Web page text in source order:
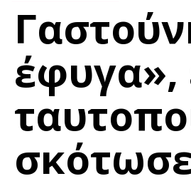
έφυγα»,